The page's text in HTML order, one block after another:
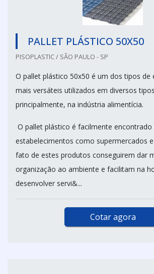
PALLET PLÁSTICO 50X50
PISOPLASTIC / SÃO PAULO - SP
O pallet plástico 50x50 é um dos tipos de
mais versáteis utilizados em diversos
principalmente, na indústria alimentícia.
O pallet plástico é facilmente encontrado
estabelecimentos como supermercados
fato de estes produtos conseguirem dar
organização ao ambiente e facilitam na
desenvolver servi&...
Cotar agora